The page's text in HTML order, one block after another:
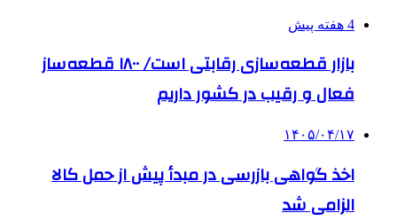
4 هفته پیش
بازار قطعه‌سازی رقابتی است/ ۱۸۰۰ قطعه‌ساز
فعال و رقیب در کشور داریم
۱۴۰۵/۰۴/۱۷
اخذ گواهی بازرسی در مبدأ پیش از حمل کالا
الزامی شد